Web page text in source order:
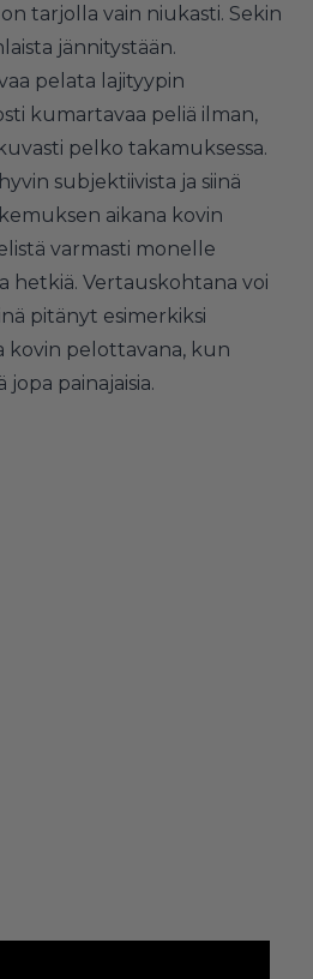
tarjolla vain niukasti. Sekin
jännitystään.
pelata lajityypin
kumartavaa peliä ilman,
pelko takamuksessa.
subjektiivista ja siinä
aikana kovin
varmasti monelle
hetkiä. Vertauskohtana voi
pitänyt esimerkiksi
kovin pelottavana, kun
jopa painajaisia.